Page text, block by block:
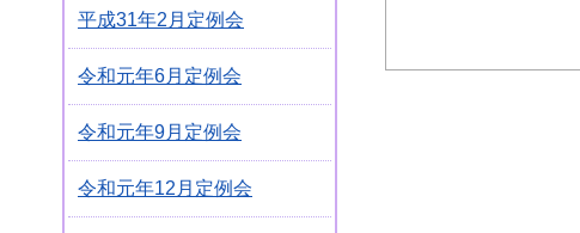
平成31年2月定例会
令和元年6月定例会
令和元年9月定例会
令和元年12月定例会